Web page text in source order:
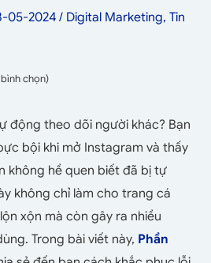
05-2024/ Digital Marketing, Tin
chọn)
động theo dõi người khác? Bạn
bội khi mở Instagram và thấy
không hề quen biết đã bị tự
không chỉ làm cho trang cá
xộn mà còn gây ra nhiều
Trong bài viết này, Phần